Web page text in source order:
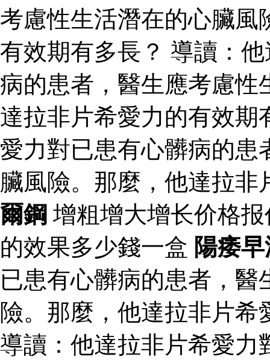
考慮性生活潛在的心臟風
有效期有多長？ 導讀：
病的患者，醫生應考慮性
達拉非片希愛力的有效期
愛力對已患有心髒病的患
臟風險。那麼，他達拉
爾鋼 增粗增大增长价格
的效果多少錢一盒 陽痿
已患有心髒病的患者，
險。那麼，他達拉非片
導讀：他達拉非片希愛力